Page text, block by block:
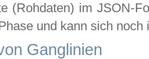
(Rohdaten) im JSON-
und kann sich noch
Ganglinien